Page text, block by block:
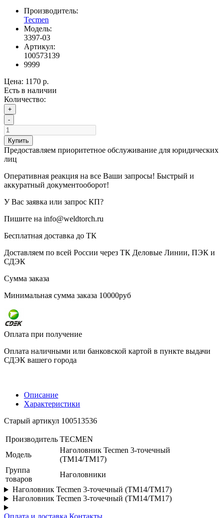
Производитель:
Tecmen
Модель:
3397-03
Артикул:
100573139
9999
Цена: 1170 р.
Есть в наличии
Количество:
+
-
Купить
Предоставляем приоритетное обслуживание для юридических
лиц
Оперативная реакция на все Ваши запросы! Быстрый и
аккуратный документооборот!
У Вас заявка или запрос КП?
Пишите на info@weldtorch.ru
Бесплатная доставка до ТК
Доставляем по всей России через ТК Деловые Линии, ПЭК и
СДЭК
Сумма заказа
Минимальная сумма заказа 10000руб
Оплата при получение
Оплата наличными или банковской картой в пункте выдачи
СДЭК вашего города
Описание
Характеристики
Старый артикул 100513536
Производитель TECMEN
Модель
Наголовник Tecmen 3-точечный
(TM14/TM17)
Группа
товаров
Наголовники
Наголовник Tecmen 3-точечный (TM14/TM17)
Наголовник Tecmen 3-точечный (TM14/TM17)